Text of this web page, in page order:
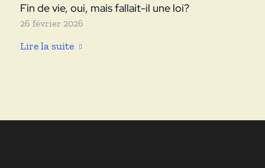
Fin de vie, oui, mais fallait-il une loi?
26 février 2026
Lire la suite